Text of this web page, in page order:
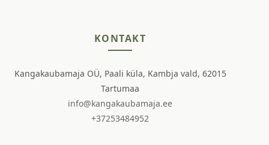
KONTAKT
Kangakaubamaja OÜ, Paali küla, Kambja vald, 62015
Tartumaa
info@kangakaubamaja.ee
+37253484952